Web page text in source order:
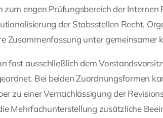
engen Prüfungsbereich der Internen
der Stabsstellen Recht,
Zusammenfassung unter gemeinsamer
fast ausschließlich dem
Bei beiden Zuordnungsformen
zu einer Vernachlässigung der
Mehrfachunterstellung zusätzliche